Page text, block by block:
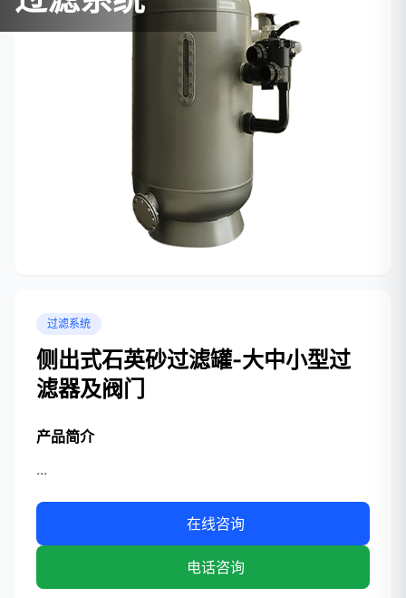
过滤系统
侧出式石英砂过滤罐-大中小型过
滤器及阀门
产品简介
...
在线咨询
电话咨询